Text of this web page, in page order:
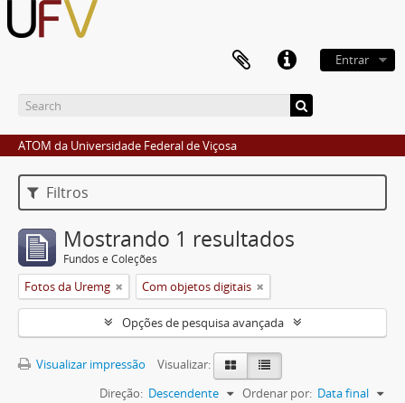
Entrar
ATOM da Universidade Federal de Viçosa
Filtros
Mostrando 1 resultados
Fundos e Coleções
Fotos da Uremg Com objetos digitais
Opções de pesquisa avançada
Visualizar impressão
Visualizar:
Ordenar por: Data final
Direção: Descendente